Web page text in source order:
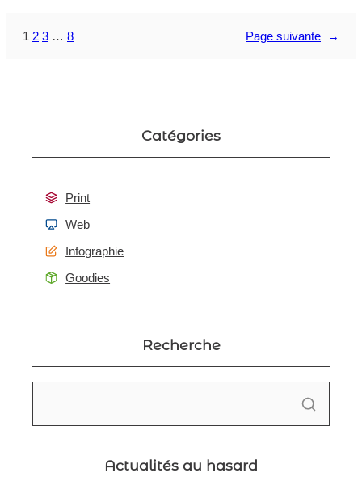
1 2 3 … 8 Page suivante →
Catégories
Print
Web
Infographie
Goodies
Recherche
Actualités au hasard